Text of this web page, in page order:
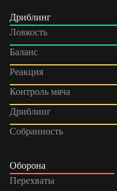
Дриблинг
Ловкость
Баланс
Реакция
Контроль мяча
Дриблинг
Собранность
Оборона
Перехваты